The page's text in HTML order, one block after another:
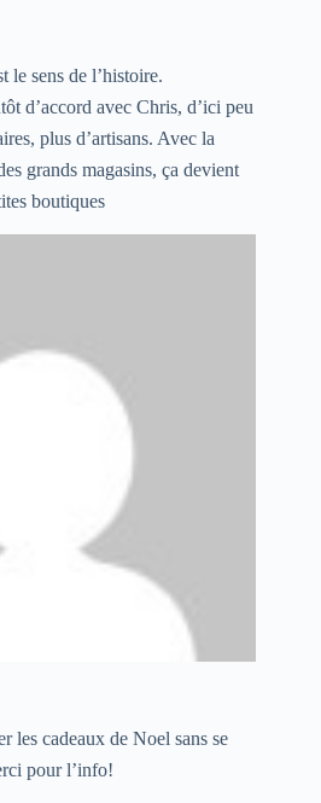
le sens de l’histoire.
d’accord avec Chris, d’ici peu
plus d’artisans. Avec la
grands magasins, ça devient
boutiques
les cadeaux de Noel sans se
pour l’info!